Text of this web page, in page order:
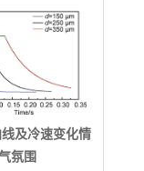
及冷速变化情
氛围